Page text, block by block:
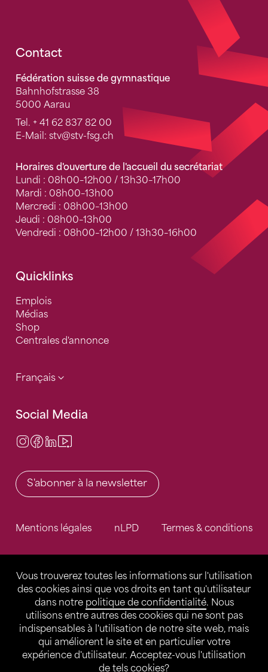
Vous trouverez toutes les informations sur l'utilisation
des cookies ainsi que vos droits en tant qu'utilisateur
dans notre politique de confidentialité. Nous
utilisons entre autres des cookies qui ne sont pas
indispensables à l'utilisation de notre site web, mais
qui améliorent le site et en particulier votre
expérience d'utilisateur. Acceptez-vous l'utilisation
de tels cookies?
Fusszeile
Contact
Fédération suisse de gymnastique
Bahnhofstrasse 38
5000 Aarau
Tel. + 41 62 837 82 00
E-Mail: stv@stv-fsg.ch
Horaires d'ouverture de l'accueil du secrétariat
Lundi : 08h00–12h00 / 13h30–17h00
Mardi : 08h00–13h00
Mercredi : 08h00–13h00
Jeudi : 08h00–13h00
Vendredi : 08h00–12h00 / 13h30–16h00
Quicklinks
Emplois
Médias
Shop
Centrales d'annonce
Français
Social Media
Instagram
Facebook
LinkedIn
S'abonner à la newsletter
Mentions légales nLPD Termes & conditions